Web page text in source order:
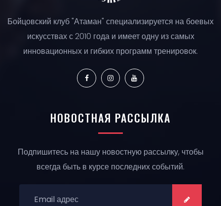
Бойцовский клуб "Атаман" специализируется на боевых
искусствах с 2010 года и имеет одну из самых
инновационных и гибких программ тренировок.
НОВОСТНАЯ РАССЫЛКА
Подпишитесь на нашу новостную рассылку, чтобы
всегда быть в курсе последних событий.
ПОДПИСАТЬСЯ: